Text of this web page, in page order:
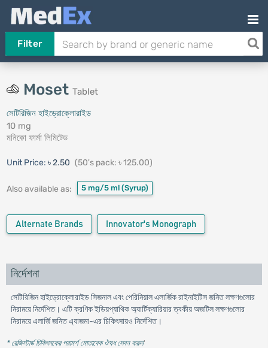
Filter
Moset Tablet
সেটিরিজিন হাইড্রোক্লোরাইড
10 mg
মনিকো ফার্মা লিমিটেড
Unit Price: ৳ 2.50 (50's pack: ৳ 125.00)
Also available as: 5 mg/5 ml (Syrup)
Alternate Brands Innovator's Monograph
নির্দেশনা
সেটিরিজিন হাইড্রোক্লোরাইড সিজনাল এবং পেরিনিয়াল এলার্জিক রাইনাইটিস জনিত লক্ষণগুলোর
নিরাময়ে নির্দেশিত। এটি ক্রণিক ইডিয়প্যাথিক অ্যার্টিক্যারিয়ার ত্বকীয় অজটিল লক্ষণগুলোর
নিরাময়ে এলার্জি জনিত এ্যাজমা-এর চিকিৎসায়ও নির্দেশিত।
* রেজিস্টার্ড চিকিৎসকের পরামর্শ মোতাবেক ঔষধ সেবন করুন'